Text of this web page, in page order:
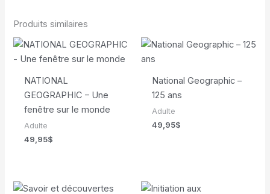
Produits similaires
NATIONAL
GEOGRAPHIC – Une
fenêtre sur le monde
Adulte
49,95$
National Geographic –
125 ans
Adulte
49,95$